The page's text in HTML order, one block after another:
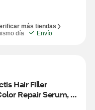
más tiendas
día
Envío
Hair Filler
Repair Serum,